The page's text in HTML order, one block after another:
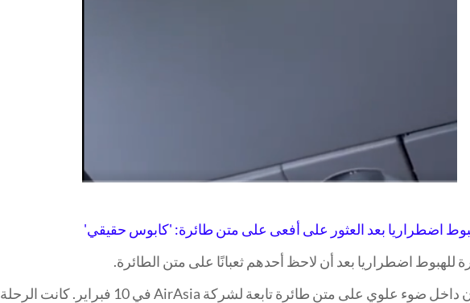
اضطراريا بعد العثور على أفعى على متن طائرة: 'كابوس حقيقي'
اضطراريا بعد أن لاحظ أحدهم ثعبانًا على متن الطائرة.
تم رصد الثعبان داخل ضوء علوي على متن طائرة تابعة لشركة AirAsia في 10 فبراير. كانت الرحلة